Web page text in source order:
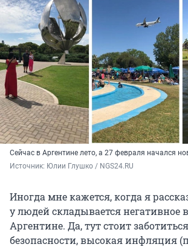
Сейчас в Аргентине лето, а 27 февраля начался
Источник: Юлии Глушко / NGS24.RU
Иногда мне кажется, когда я
у людей складывается негативное
Аргентине. Да, тут стоит
безопасности, высокая инфляция